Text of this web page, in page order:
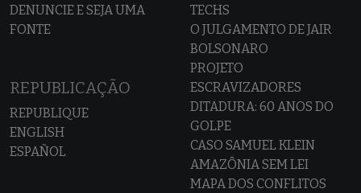
DENUNCIE E SEJA UMA
FONTE
REPUBLICAÇÃO
REPUBLIQUE
ENGLISH
ESPAÑOL
TECHS
O JULGAMENTO DE JAIR
BOLSONARO
PROJETO
ESCRAVIZADORES
DITADURA: 60 ANOS DO
GOLPE
CASO SAMUEL KLEIN
AMAZÔNIA SEM LEI
MAPA DOS CONFLITOS